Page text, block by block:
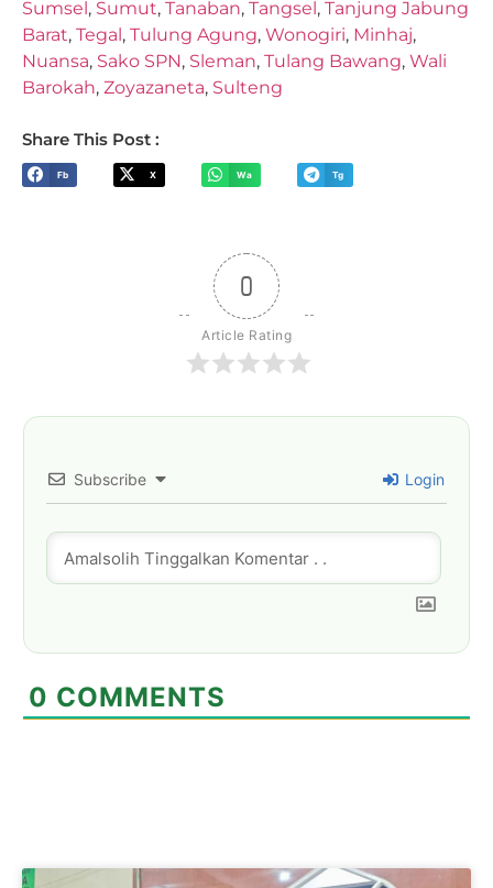
Sumsel, Sumut, Tanaban, Tangsel, Tanjung Jabung
Barat, Tegal, Tulung Agung, Wonogiri, Minhaj,
Nuansa, Sako SPN, Sleman, Tulang Bawang, Wali
Barokah, Zoyazaneta, Sulteng
Share This Post :
Fb X Wa Tg
0
Article Rating
Subscribe Login
0 COMMENTS